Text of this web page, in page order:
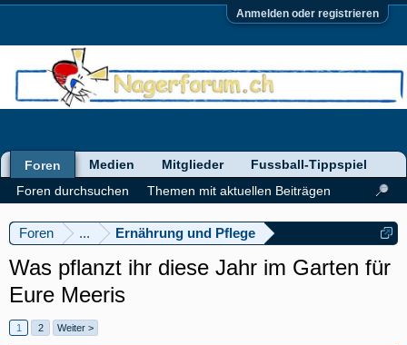
Anmelden oder registrieren
Foren ... Ernährung und Pflege
Was pflanzt ihr diese Jahr im Garten für
Eure Meeris
1 2 Weiter >
Foren
Foren durchsuchen
Themen mit aktuellen Beiträgen
Medien Mitglieder Fussball-Tippspiel